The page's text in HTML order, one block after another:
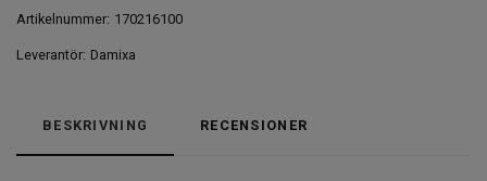
Artikelnummer: 170216100
Leverantör: Damixa
BESKRIVNING RECENSIONER